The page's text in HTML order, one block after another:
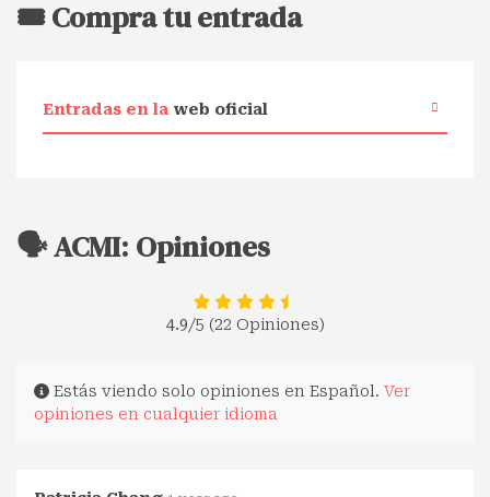
🎟️ Compra tu entrada
Entradas en la web oficial
🗣️ ACMI: Opiniones
4.9/5 (22 Opiniones)
Estás viendo solo opiniones en Español. Ver
opiniones en cualquier idioma